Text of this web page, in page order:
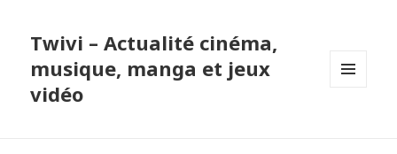
Twivi – Actualité cinéma,
musique, manga et jeux
vidéo